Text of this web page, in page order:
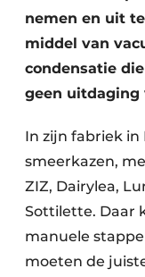
nemen en uit
middel van
condensatie
geen uitdaging
In zijn fabriek
smeerkazen,
ZIZ, Dairylea,
Sottilette. Daar
manuele
moeten de